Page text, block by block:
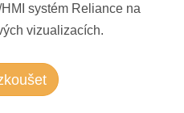
systém Reliance na
vizualizacích.